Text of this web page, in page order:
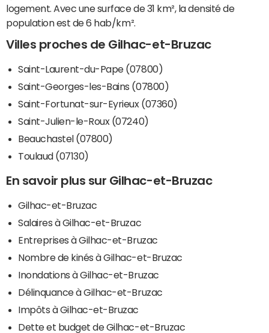
logement. Avec une surface de 31 km², la densité de
population est de 6 hab/km².
Villes proches de Gilhac-et-Bruzac
Saint-Laurent-du-Pape (07800)
Saint-Georges-les-Bains (07800)
Saint-Fortunat-sur-Eyrieux (07360)
Saint-Julien-le-Roux (07240)
Beauchastel (07800)
Toulaud (07130)
En savoir plus sur Gilhac-et-Bruzac
Gilhac-et-Bruzac
Salaires à Gilhac-et-Bruzac
Entreprises à Gilhac-et-Bruzac
Nombre de kinés à Gilhac-et-Bruzac
Inondations à Gilhac-et-Bruzac
Délinquance à Gilhac-et-Bruzac
Impôts à Gilhac-et-Bruzac
Dette et budget de Gilhac-et-Bruzac